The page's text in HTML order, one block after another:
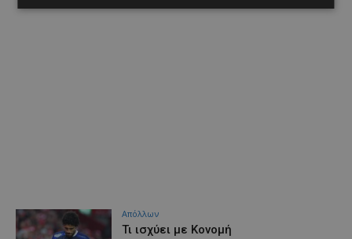
Απόλλων
Τι ισχύει με Κονομή